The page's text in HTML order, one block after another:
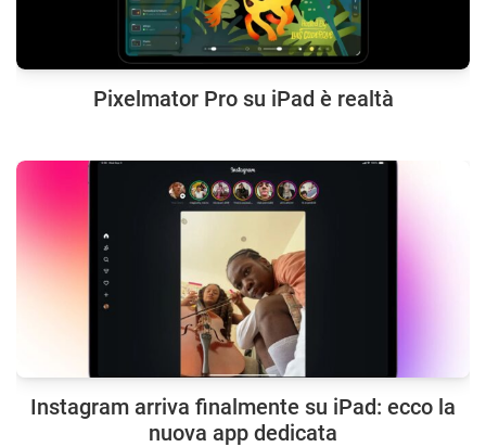
Pixelmator Pro su iPad è realtà
Instagram arriva finalmente su iPad: ecco la
nuova app dedicata